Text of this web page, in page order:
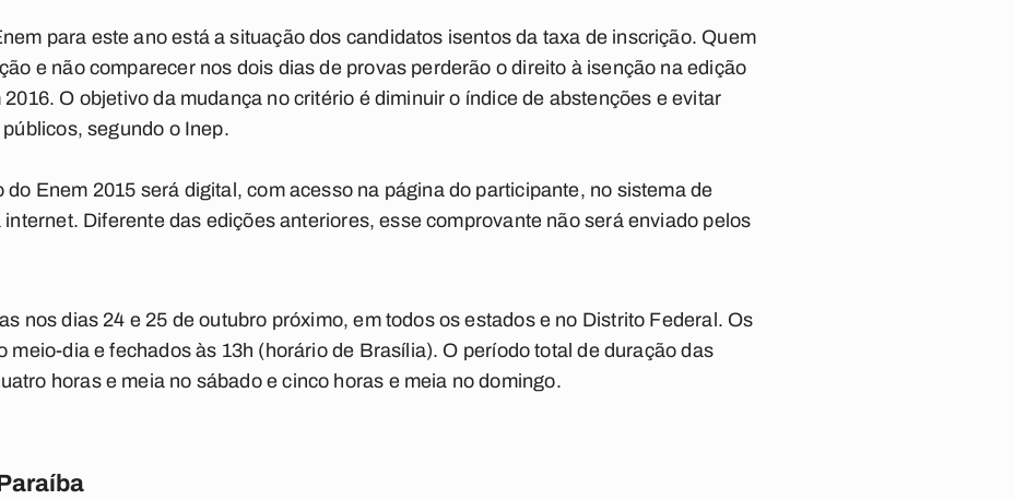
para este ano está a situação dos candidatos isentos da taxa de inscrição. Quem
e não comparecer nos dois dias de provas perderão o direito à isenção na edição
O objetivo da mudança no critério é diminuir o índice de abstenções e evitar
segundo o Inep.
do Enem 2015 será digital, com acesso na página do participante, no sistema de
Diferente das edições anteriores, esse comprovante não será enviado pelos
nos dias 24 e 25 de outubro próximo, em todos os estados e no Distrito Federal. Os
meio-dia e fechados às 13h (horário de Brasília). O período total de duração das
horas e meia no sábado e cinco horas e meia no domingo.